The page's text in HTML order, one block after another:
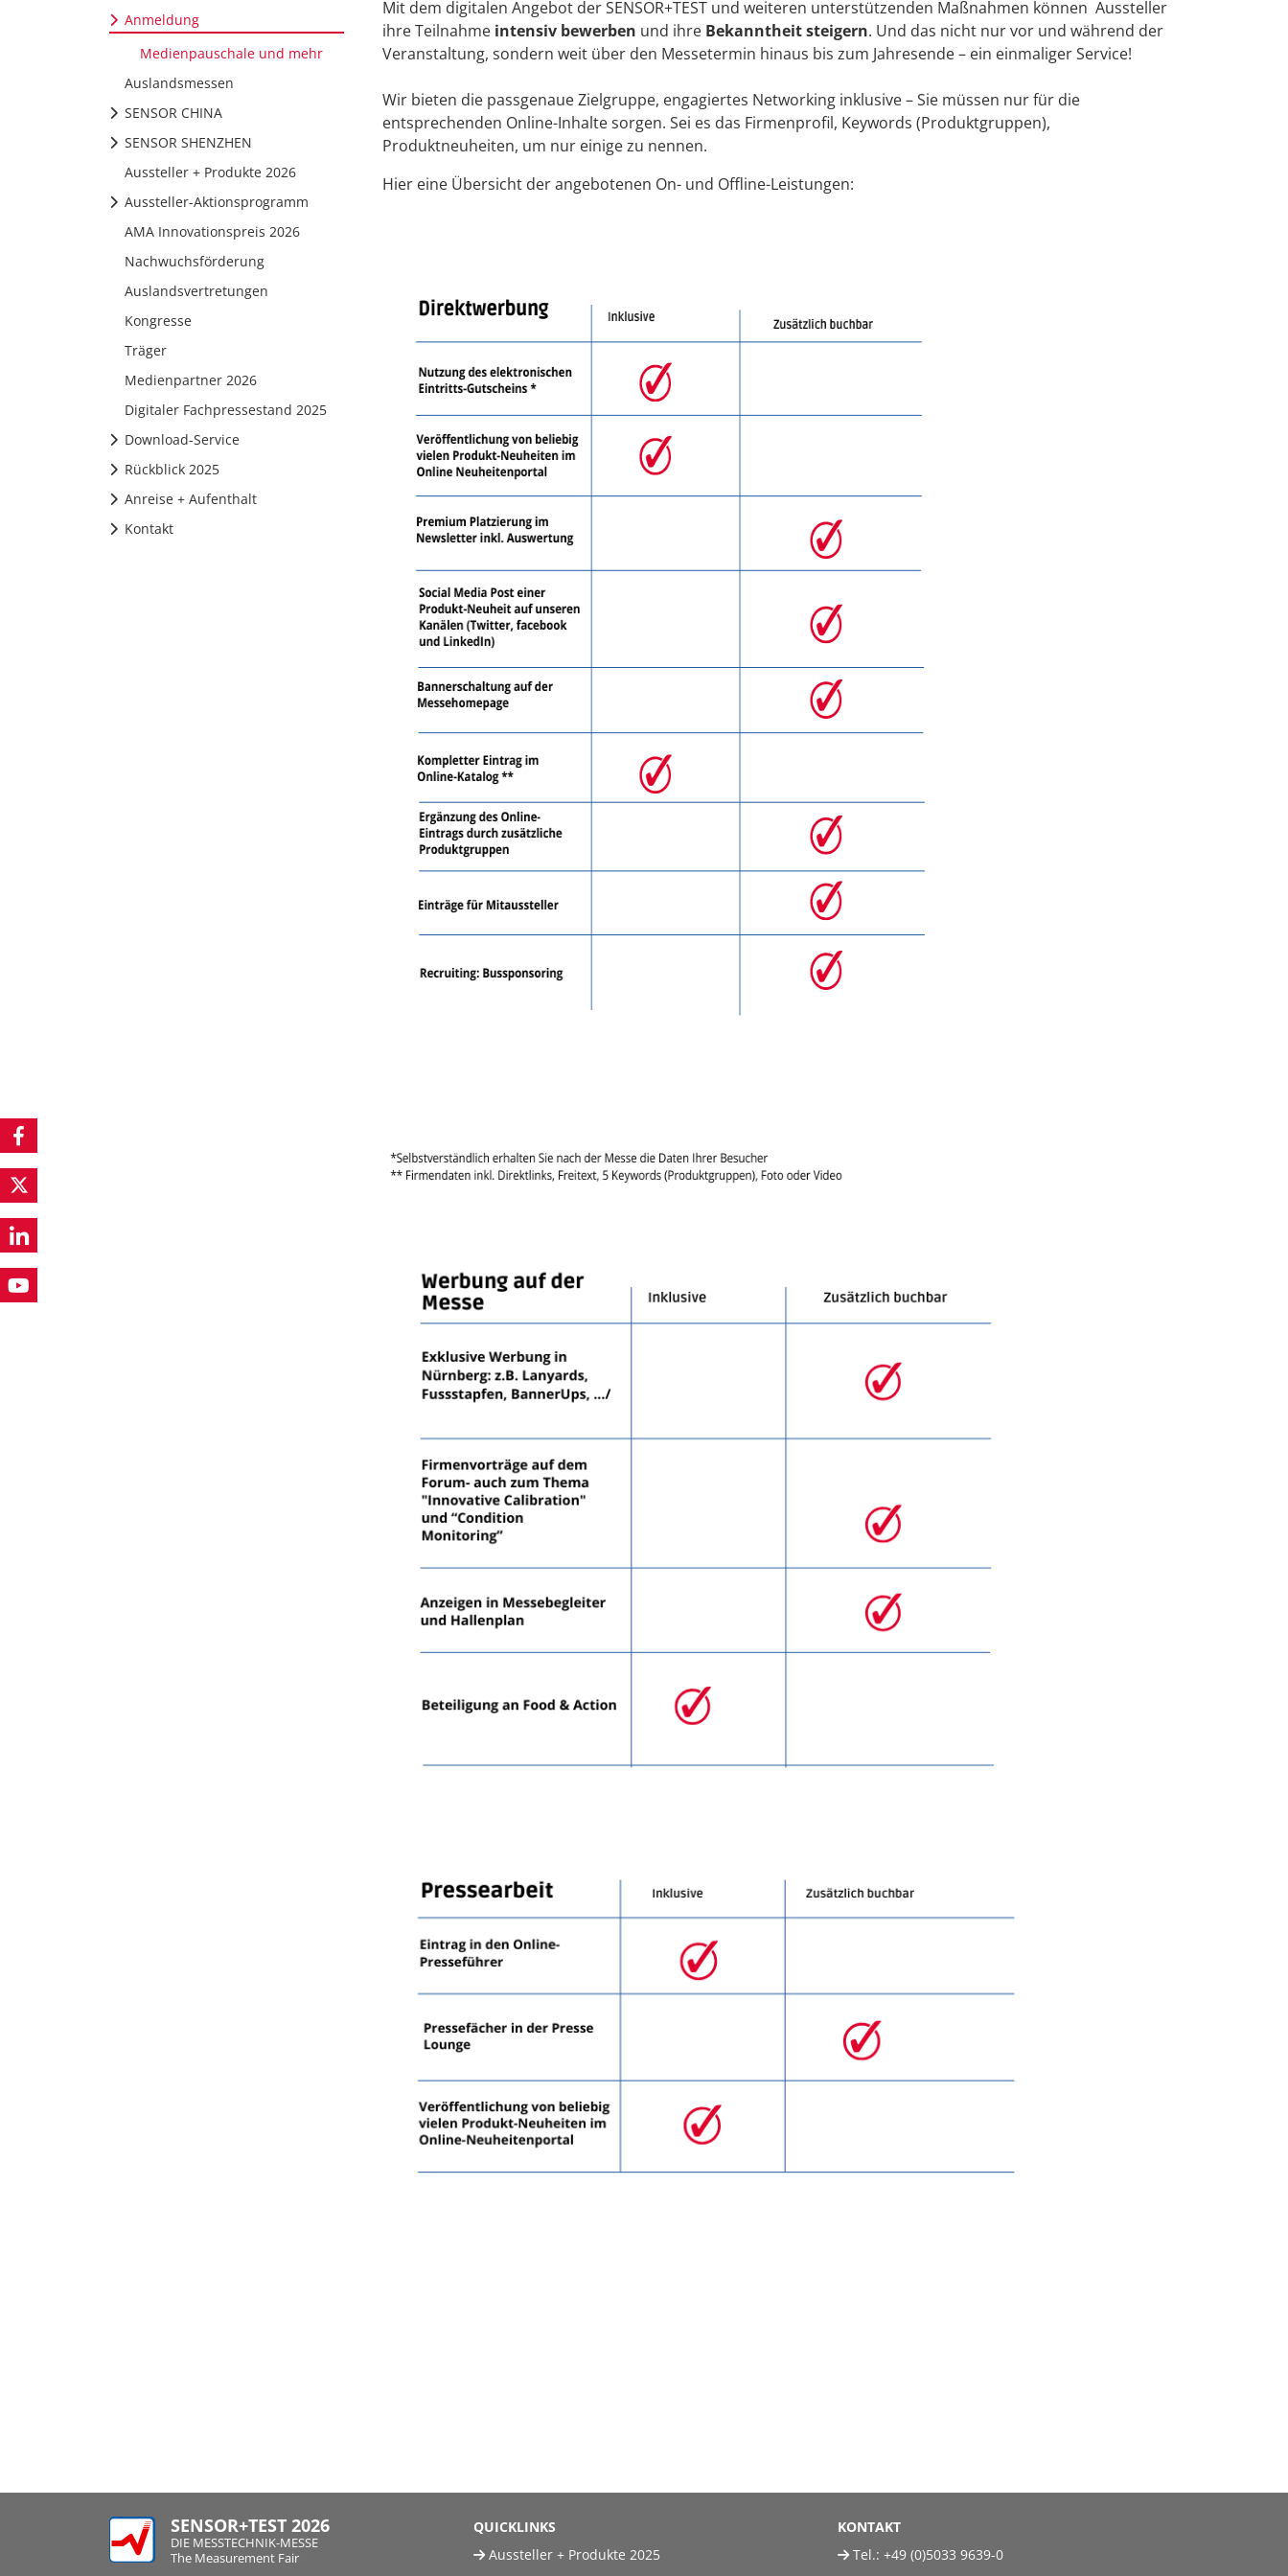
Anmeldung
Medienpauschale und mehr
Auslandsmessen
SENSOR CHINA
SENSOR SHENZHEN
Aussteller + Produkte 2026
Aussteller-Aktionsprogramm
AMA Innovationspreis 2026
Nachwuchsförderung
Auslandsvertretungen
Kongresse
Träger
Medienpartner 2026
Digitaler Fachpressestand 2025
Download-Service
Rückblick 2025
Anreise + Aufenthalt
Kontakt
Mit dem digitalen Angebot der SENSOR+TEST und weiteren unterstützenden Maßnahmen können Aussteller
ihre Teilnahme intensiv bewerben und ihre Bekanntheit steigern. Und das nicht nur vor und während der
Veranstaltung, sondern weit über den Messetermin hinaus bis zum Jahresende – ein einmaliger Service!
Wir bieten die passgenaue Zielgruppe, engagiertes Networking inklusive – Sie müssen nur für die
entsprechenden Online-Inhalte sorgen. Sei es das Firmenprofil, Keywords (Produktgruppen),
Produktneuheiten, um nur einige zu nennen.
Hier eine Übersicht der angebotenen On- und Offline-Leistungen:
SENSOR+TEST 2026
DIE MESSTECHNIK-MESSE
The Measurement Fair
QUICKLINKS
Aussteller + Produkte 2025
KONTAKT
Tel.: +49 (0)5033 9639-0